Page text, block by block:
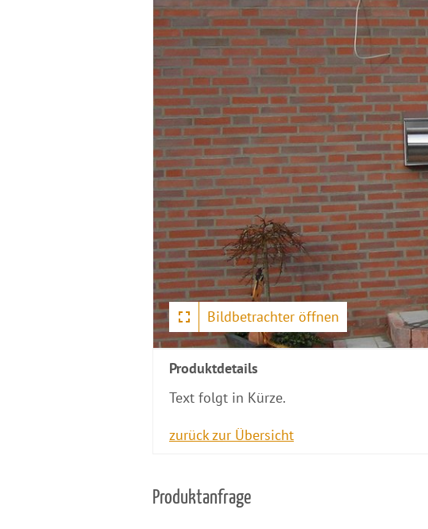
Bildbetrachter öffnen
Produktdetails
Text folgt in Kürze.
zurück zur Übersicht
Produktanfrage